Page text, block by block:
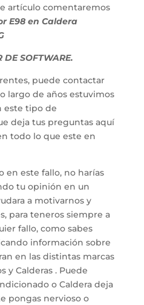
artículo comentaremos
E98 en Caldera
DE SOFTWARE.
puede contactar
largo de años estuvimos
este tipo de
deja tus preguntas aquí
todo lo que este en
en este fallo, no harías
tu opinión en un
a motivarnos y
para teneros siempre a
fallo, como sabes
información sobre
en las distintas marcas
y Calderas . Puede
o Caldera deja
pongas nervioso o